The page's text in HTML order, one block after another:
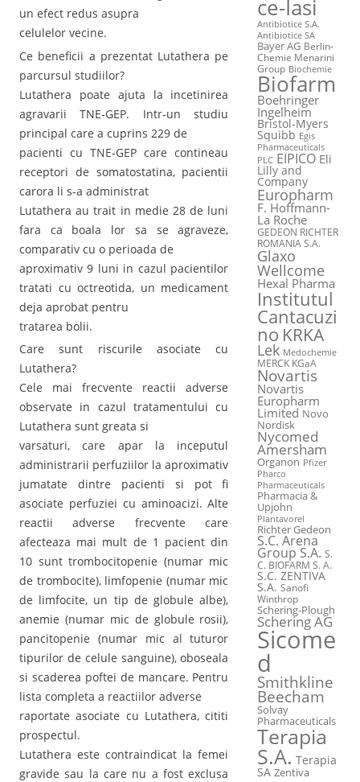
un efect redus asupra
celulelor vecine.
Ce beneficii a prezentat Lutathera pe
parcursul studiilor?
Lutathera poate ajuta la incetinirea
agravarii TNE-GEP. Intr-un studiu
principal care a cuprins 229 de
pacienti cu TNE-GEP care contineau
receptori de somatostatina, pacientii
carora li s-a administrat
Lutathera au trait in medie 28 de luni
fara ca boala lor sa se agraveze,
comparativ cu o perioada de
aproximativ 9 luni in cazul pacientilor
tratati cu octreotida, un medicament
deja aprobat pentru
tratarea bolii.
Care sunt riscurile asociate cu
Lutathera?
Cele mai frecvente reactii adverse
observate in cazul tratamentului cu
Lutathera sunt greata si
varsaturi, care apar la inceputul
administrarii perfuziilor la aproximativ
jumatate dintre pacienti si pot fi
asociate perfuziei cu aminoacizi. Alte
reactii adverse frecvente care
afecteaza mai mult de 1 pacient din
10 sunt trombocitopenie (numar mic
de trombocite), limfopenie (numar mic
de limfocite, un tip de globule albe),
anemie (numar mic de globule rosii),
pancitopenie (numar mic al tuturor
tipurilor de celule sanguine), oboseala
si scaderea poftei de mancare. Pentru
lista completa a reactiilor adverse
raportate asociate cu Lutathera, cititi
prospectul.
Lutathera este contraindicat la femei
gravide sau la care nu a fost exclusa
ce-Iasi
Antibiotice S.A.
Antibiotice SA
Bayer AG Berlin-
Chemie Menarini
Group Biochemie
Biofarm
Boehringer
Ingelheim
Bristol-Myers
Squibb Egis
Pharmaceuticals
PLC EIPICO Eli
Lilly and
Company
Europharm
F. Hoffmann-
La Roche
GEDEON RICHTER
ROMANIA S.A.
Glaxo
Wellcome
Hexal Pharma
Institutul
Cantacuzi
no KRKA
Lek Medochemie
MERCK KGaA
Novartis
Novartis
Europharm
Limited Novo
Nordisk
Nycomed
Amersham
Organon Pfizer
Pharco
Pharmaceuticals
Pharmacia &
Upjohn
Plantavorel
Richter Gedeon
S.C. Arena
Group S.A. S.
C. BIOFARM S. A.
S.C. ZENTIVA
S.A. Sanofi
Winthrop
Schering-Plough
Schering AG
Sicome
d
Smithkline
Beecham
Solvay
Pharmaceuticals
Terapia
S.A. Terapia
SA Zentiva